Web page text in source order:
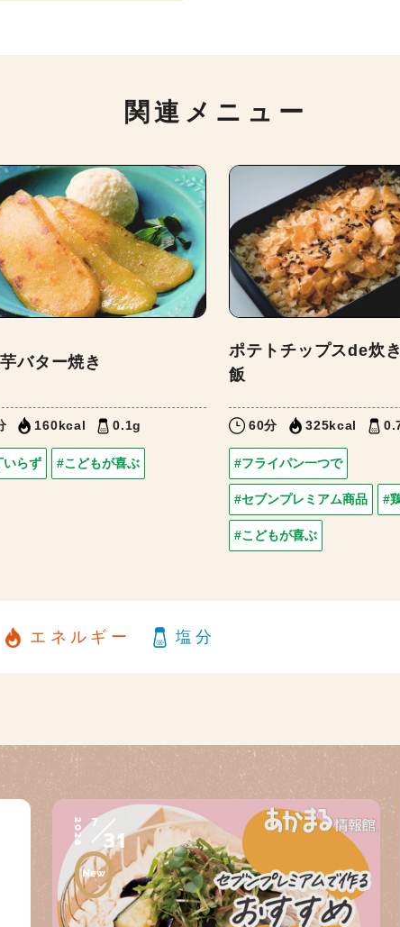
関連メニュー
バター焼き
160kcal 0.1g
いらず #こどもが喜ぶ
ポテトチップスde炊
飯
60分 325kcal
#フライパン一つで
#セブンプレミアム商品 #
#こどもが喜ぶ
エネルギー 塩分
2026 7
31